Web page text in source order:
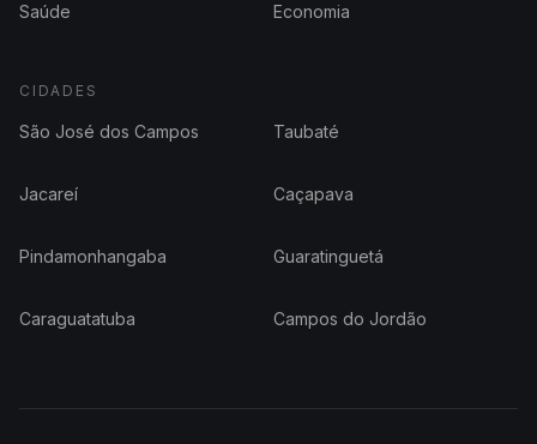
Saúde Economia
CIDADES
São José dos Campos Taubaté
Jacareí Caçapava
Pindamonhangaba Guaratinguetá
Caraguatatuba Campos do Jordão